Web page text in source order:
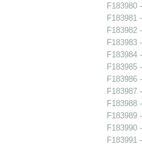
F183980
F183981
F183982
F183983
F183984
F183985
F183986
F183987
F183988
F183989
F183990
F183991